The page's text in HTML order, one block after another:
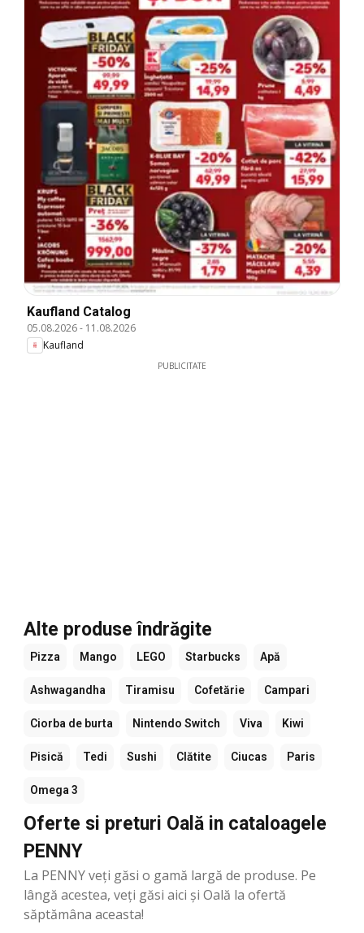
Kaufland Catalog
05.08.2026- 11.08.2026
Kaufland
PUBLICITATE
Alte produse îndrăgite
Pizza Mango LEGO Starbucks Apă
Ashwagandha Tiramisu Cofetărie Campari
Ciorba de burta Nintendo Switch Viva Kiwi
Pisică Tedi Sushi Clătite Ciucas Paris
Omega 3
Oferte si preturi Oală in cataloagele
PENNY
La PENNY veți găsi o gamă largă de produse. Pe
lângă acestea, veți găsi aici și Oală la ofertă
săptămâna aceasta!